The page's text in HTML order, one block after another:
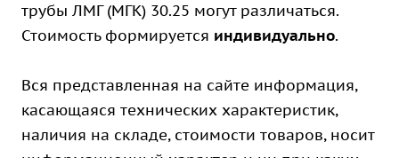
трубы ЛМГ (МГК) 30.25 могут различаться.
Стоимость формируется индивидуально.
Вся представленная на сайте информация,
касающаяся технических характеристик,
наличия на складе, стоимости товаров, носит